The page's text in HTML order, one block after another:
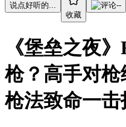
说点好听的...
收藏
--
《堡垒之夜
枪？高手对
枪法致命一击